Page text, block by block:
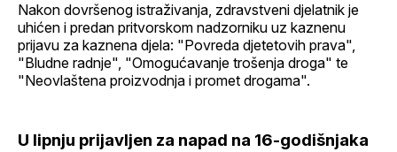
Nakon dovršenog istraživanja, zdravstveni djelatnik je
uhićen i predan pritvorskom nadzorniku uz kaznenu
prijavu za kaznena djela: "Povreda djetetovih prava",
"Bludne radnje", "Omogućavanje trošenja droga" te
"Neovlaštena proizvodnja i promet drogama".
U lipnju prijavljen za napad na 16-godišnjaka